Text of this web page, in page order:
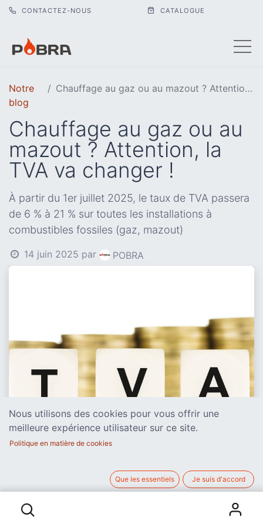
CONTACTEZ-NOUS CATALOGUE
Notre
blog
Chauffage au gaz ou au mazout ? Attention, la TVA va changer !
Chauffage au gaz ou au
mazout ? Attention, la
TVA va changer !
À partir du 1er juillet 2025, le taux de TVA passera
de 6 % à 21 % sur toutes les installations à
combustibles fossiles (gaz, mazout)
14 juin 2025 par POBRA
Nous utilisons des cookies pour vous offrir une
meilleure expérience utilisateur sur ce site.
Politique en matière de cookies
Que les essentiels Je suis d'accord